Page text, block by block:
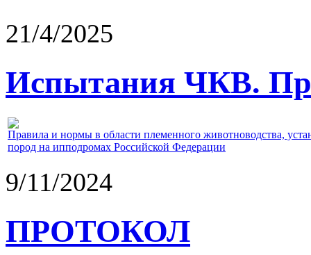
21/4/2025
Испытания ЧКВ.
Правила и нормы в области племенного животноводства,
пород на ипподромах Российской Федерации
9/11/2024
ПРОТОКОЛ